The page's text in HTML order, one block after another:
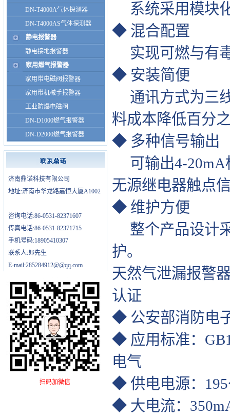
DN-T4000A气体探测器
DN-T4000AS气体探测器
静电报警器
静电接地报警器
家用燃气报警器
家用带电磁阀报警器
家用带机械手报警器
工业防爆电磁阀
DN-D1000燃气报警器
DN-D2000燃气报警器
济南鼎诺科技有限公司
地址:济南市华龙路嘉恒大厦A1002
咨询电话:86-0531-82371607
传真电话:86-0531-82371715
手机号码:18905410307
联系人:郎先生
E-mail:285284912@@qq.com
扫码加微信
系统采用模块
◆ 混合配置
实现可燃与有
◆ 安装简便
通讯方式为三
料成本降低百分
◆ 多种信号输出
可输出4-20mA
无源继电器触点
◆ 维护方便
整个产品设计
护。
天然气泄漏报警
认证
◆ 公安部消防电
◆ 应用标准：
电气
◆ 供电电源：195
◆ 大电流：